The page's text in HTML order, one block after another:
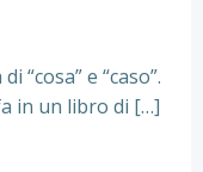
“cosa” e “caso”.
in un libro di […]